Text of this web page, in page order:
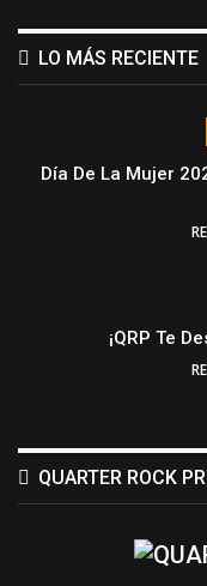
LO MÁS RECIENTE
Día De La Mujer
¡QRP Te
QUARTER ROCK